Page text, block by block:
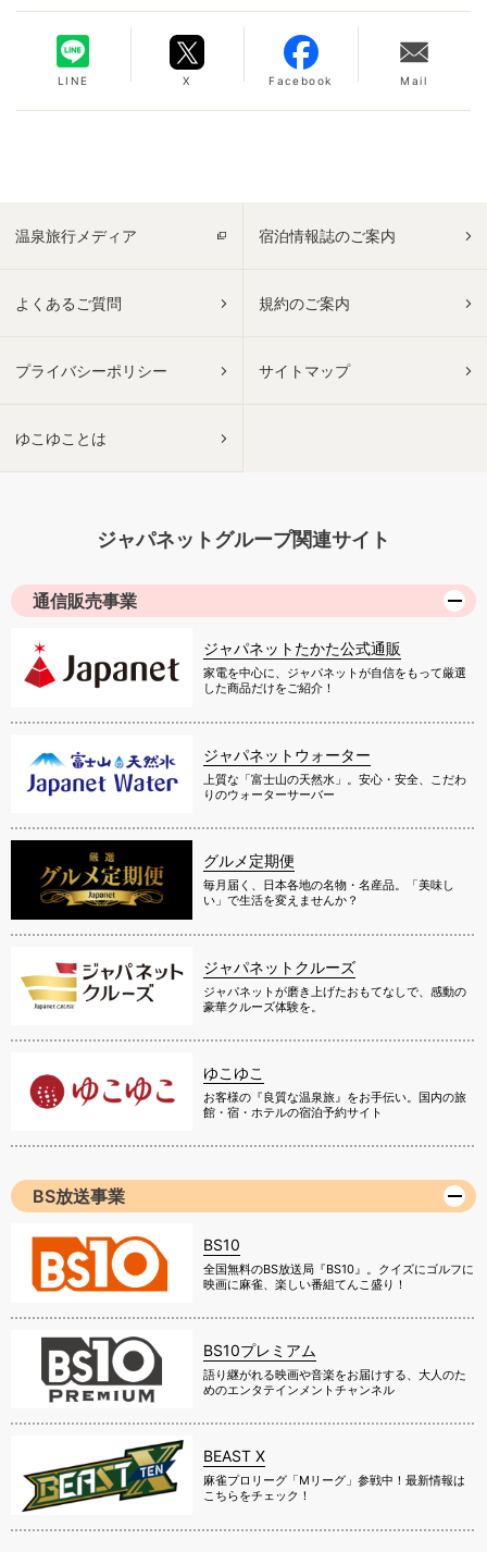
LINE X Facebook Mail
温泉旅行メディア 宿泊情報誌のご案内
よくあるご質問 規約のご案内
プライバシーポリシー サイトマップ
ゆこゆことは
ジャパネットグループ関連サイト
通信販売事業
ジャパネットたかた公式通販
家電を中心に、ジャパネットが自信をもって厳選
した商品だけをご紹介！
ジャパネットウォーター
上質な「富士山の天然水」。安心・安全、こだわ
りのウォーターサーバー
グルメ定期便
毎月届く、日本各地の名物・名産品。「美味し
い」で生活を変えませんか？
ジャパネットクルーズ
ジャパネットが磨き上げたおもてなしで、感動の
豪華クルーズ体験を。
ゆこゆこ
お客様の『良質な温泉旅』をお手伝い。国内の旅
館・宿・ホテルの宿泊予約サイト
BS放送事業
BS10
全国無料のBS放送局『BS10』。クイズにゴルフに
映画に麻雀、楽しい番組てんこ盛り！
BS10プレミアム
語り継がれる映画や音楽をお届けする、大人のた
めのエンタテインメントチャンネル
BEAST X
麻雀プロリーグ「Mリーグ」参戦中！最新情報は
こちらをチェック！